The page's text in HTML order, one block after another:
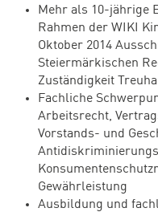
Mehr als 10-jährige
Rahmen der WIKI
Oktober 2014
Steiermärkischen
Zuständigkeit
Fachliche
Arbeitsrecht,
Vorstands- und
Gewährleistung
Ausbildung und